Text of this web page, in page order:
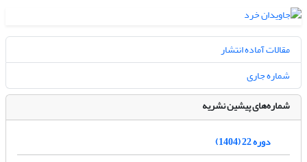
مقالات آماده انتشار
شماره جاری
شماره‌های پیشین نشریه
دوره 22 (1404)